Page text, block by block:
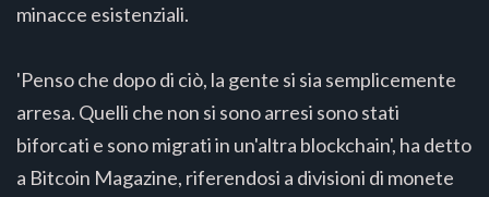
minacce esistenziali.
'Penso che dopo di ciò, la gente si sia semplicemente
arresa. Quelli che non si sono arresi sono stati
biforcati e sono migrati in un'altra blockchain', ha detto
a Bitcoin Magazine, riferendosi a divisioni di monete